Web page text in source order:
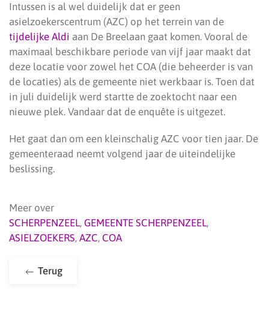
Intussen is al wel duidelijk dat er geen
asielzoekerscentrum (AZC) op het terrein van de
tijdelijke Aldi aan De Breelaan gaat komen. Vooral de
maximaal beschikbare periode van vijf jaar maakt dat
deze locatie voor zowel het COA (die beheerder is van
de locaties) als de gemeente niet werkbaar is. Toen dat
in juli duidelijk werd startte de zoektocht naar een
nieuwe plek. Vandaar dat de enquête is uitgezet.
Het gaat dan om een kleinschalig AZC voor tien jaar. De
gemeenteraad neemt volgend jaar de uiteindelijke
beslissing.
Meer over
SCHERPENZEEL, GEMEENTE SCHERPENZEEL,
ASIELZOEKERS, AZC, COA
Terug